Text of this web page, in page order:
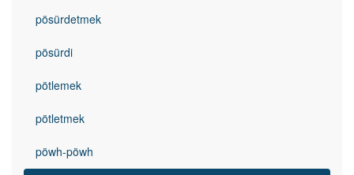
pösürdetmek
pösürdi
pötlemek
pötletmek
pöwh-pöwh